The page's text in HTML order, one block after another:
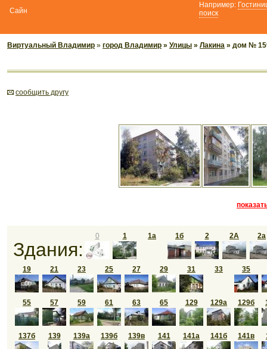
Например:
поиск
Виртуальный Владимир » город Владимир » Улицы » Лакина » дом №
cообщить другу
Здания:
0 1 1а 1б 2 2A 2а
19 21 23 25 27 29 31 33 35
55 57 59 61 63 65 129 129а 129б
137б 139 139а 139б 139в 141 141а 141б 141в